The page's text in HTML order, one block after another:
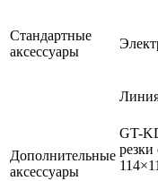
Стандартные
аксессуары
Дополнительные
аксессуары
GT-